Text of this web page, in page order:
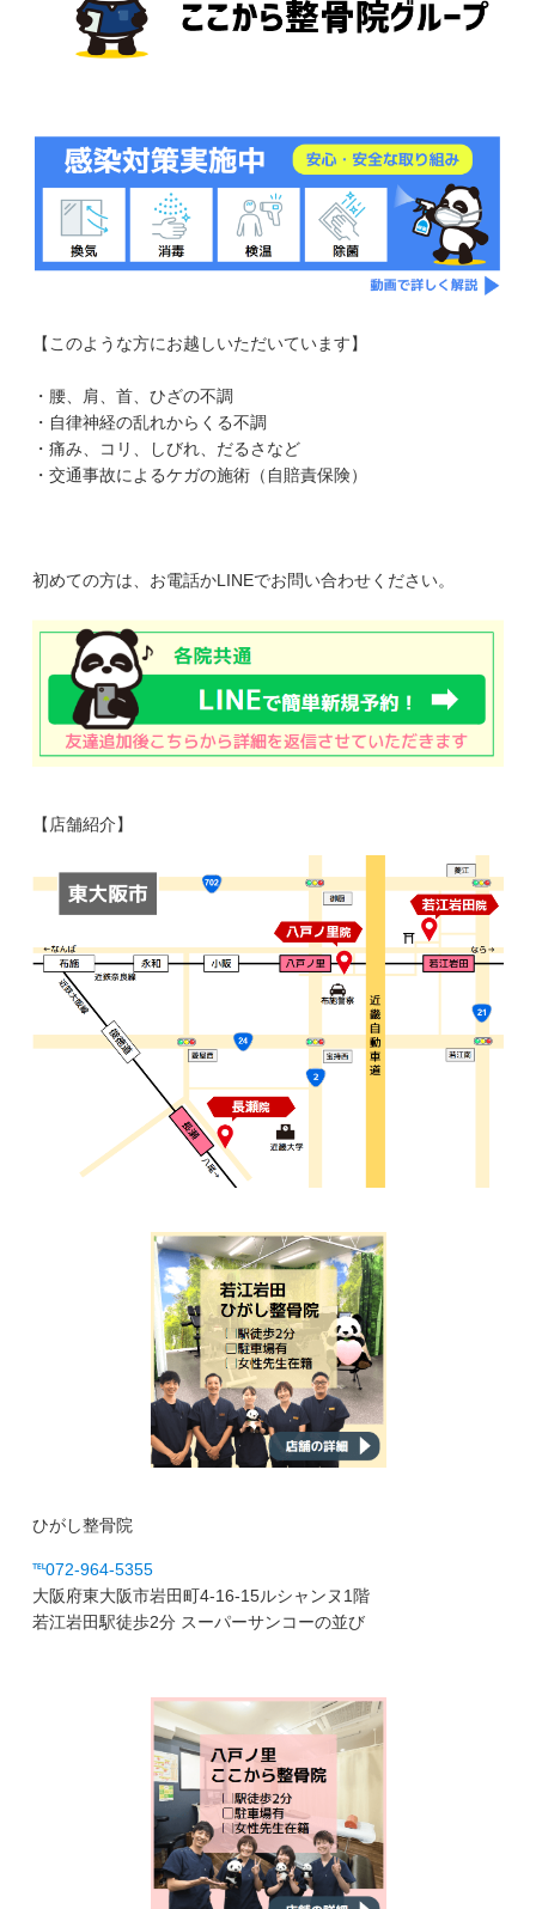
【このような方にお越しいただいています】
・腰、肩、首、ひざの不調
・自律神経の乱れからくる不調
・痛み、コリ、しびれ、だるさなど
・交通事故によるケガの施術（自賠責保険）
初めての方は、お電話かLINEでお問い合わせください。
【店舗紹介】
ひがし整骨院
℡072-964-5355
大阪府東大阪市岩田町4-16-15ルシャンヌ1階
若江岩田駅徒歩2分 スーパーサンコーの並び